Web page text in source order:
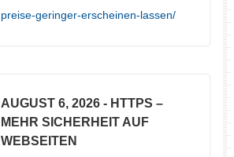
preise-geringer-erscheinen-lassen/
AUGUST 6, 2026 - HTTPS –
MEHR SICHERHEIT AUF
WEBSEITEN